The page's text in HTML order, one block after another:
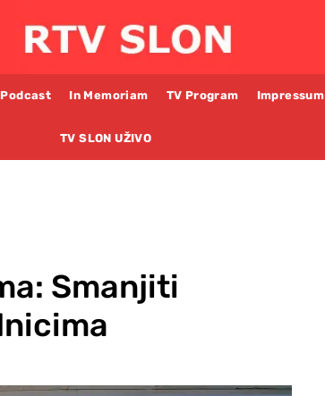
Podcast In Memoriam TV Program Impressum
TV SLON UŽIVO
Smanjiti